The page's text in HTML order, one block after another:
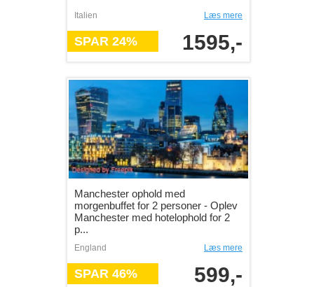
Italien Læs mere
SPAR 24% 1595,-
Manchester ophold med
morgenbuffet for 2 personer - Oplev
Manchester med hotelophold for 2
p...
England Læs mere
SPAR 46% 599,-